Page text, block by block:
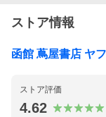
ストア情報
函館 蔦屋書店 ヤ
ストア評価
4.62